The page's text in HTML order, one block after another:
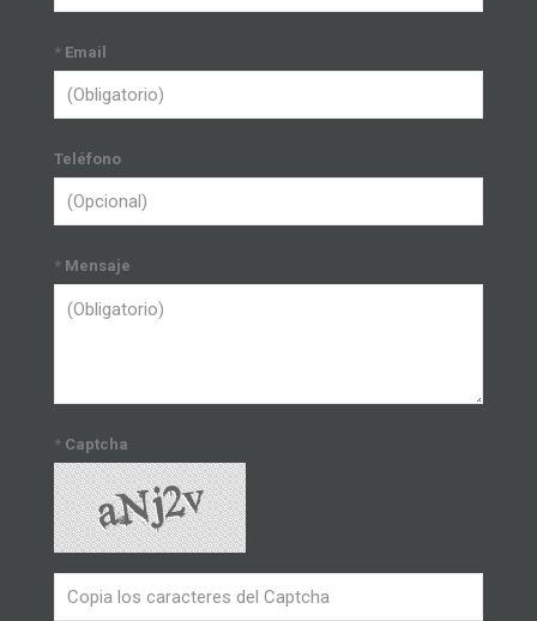
* Email
Teléfono
* Mensaje
* Captcha